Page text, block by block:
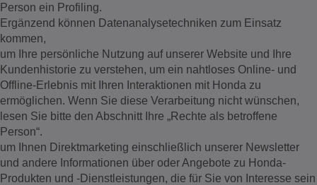
Person ein Profiling.
Ergänzend können Datenanalysetechniken zum Einsatz
kommen,
um Ihre persönliche Nutzung auf unserer Website und Ihre
Kundenhistorie zu verstehen, um ein nahtloses Online- und
Offline-Erlebnis mit Ihren Interaktionen mit Honda zu
ermöglichen. Wenn Sie diese Verarbeitung nicht wünschen,
lesen Sie bitte den Abschnitt Ihre „Rechte als betroffene
Person“.
um Ihnen Direktmarketing einschließlich unserer Newsletter
und andere Informationen über oder Angebote zu Honda-
Produkten und -Dienstleistungen, die für Sie von Interesse sein